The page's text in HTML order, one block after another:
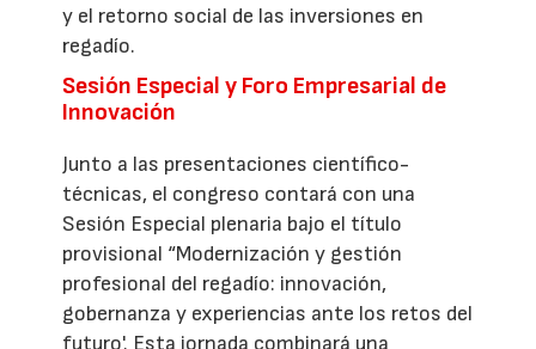
y el retorno social de las inversiones en
regadío.
Sesión Especial y Foro Empresarial de
Innovación
Junto a las presentaciones científico-
técnicas, el congreso contará con una
Sesión Especial plenaria bajo el título
provisional “Modernización y gestión
profesional del regadío: innovación,
gobernanza y experiencias ante los retos del
futuro'. Esta jornada combinará una